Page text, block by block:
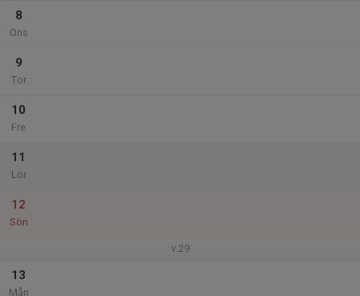
8
Ons
9
Tor
10
Fre
11
Lör
12
Sön
v.29
13
Mån